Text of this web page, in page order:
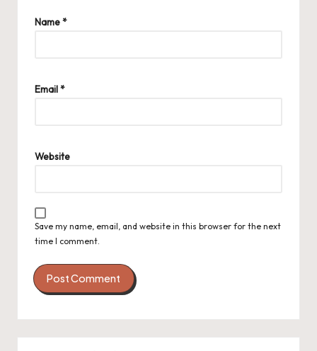
Name*
Email*
Website
Save my name, email, and website in this browser for the next
time I comment.